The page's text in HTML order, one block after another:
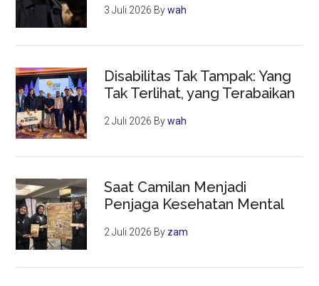
3 Juli 2026 Bywah
Disabilitas Tak Tampak: Yang
Tak Terlihat, yang Terabaikan
2 Juli 2026 Bywah
Saat Camilan Menjadi
Penjaga Kesehatan Mental
2 Juli 2026 By zam